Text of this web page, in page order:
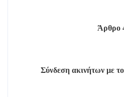
Άρθρο
Σύνδεση ακινήτων με